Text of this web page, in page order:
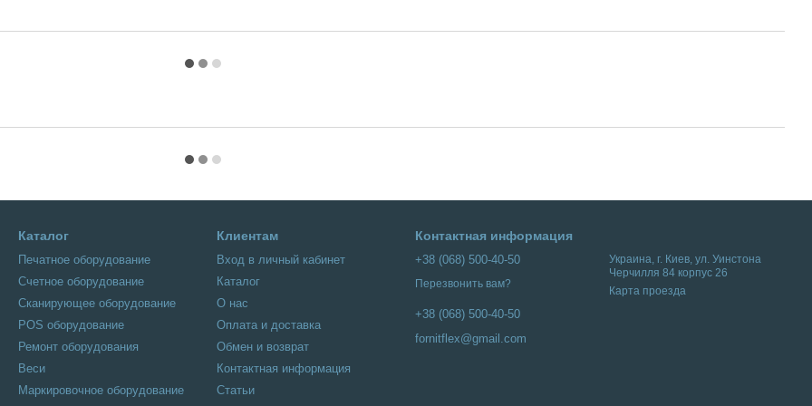
Каталог
Печатное оборудование
Счетное оборудование
Сканирующее оборудование
POS оборудование
Ремонт оборудования
Веси
Маркировочное оборудование
Клиентам
Вход в личный кабинет
Каталог
О нас
Оплата и доставка
Обмен и возврат
Контактная информация
Статьи
Контактная информация
+38 (068) 500-40-50
Перезвонить вам?
+38 (068) 500-40-50
fornitflex@gmail.com
Украина, г. Киев, ул. Уинстона
Черчилля 84 корпус 26
Карта проезда